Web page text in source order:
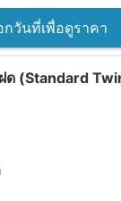
กวันที่เพื่อดูราคา
ด (Standard